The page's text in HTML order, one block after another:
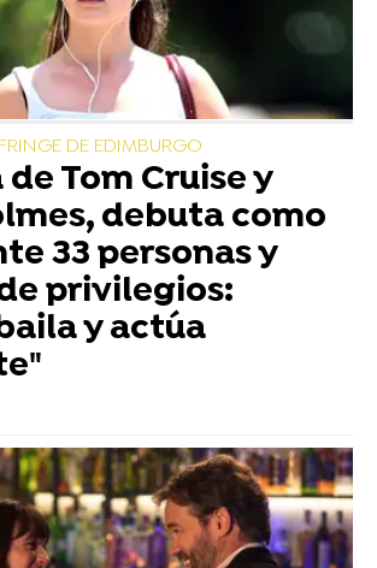
DE EDIMBURGO
Tom Cruise y
debuta como
33 personas y
privilegios:
y actúa